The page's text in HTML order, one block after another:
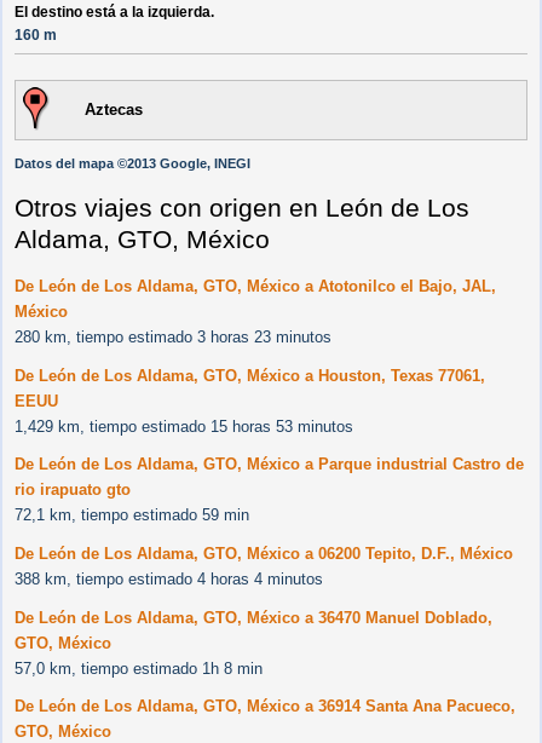
El destino está a la izquierda.
160 m
Aztecas
Datos del mapa ©2013 Google, INEGI
Otros viajes con origen en León de Los
Aldama, GTO, México
De León de Los Aldama, GTO, México a Atotonilco el Bajo, JAL,
México
280 km, tiempo estimado 3 horas 23 minutos
De León de Los Aldama, GTO, México a Houston, Texas 77061,
EEUU
1,429 km, tiempo estimado 15 horas 53 minutos
De León de Los Aldama, GTO, México a Parque industrial Castro de
rio irapuato gto
72,1 km, tiempo estimado 59 min
De León de Los Aldama, GTO, México a 06200 Tepito, D.F., México
388 km, tiempo estimado 4 horas 4 minutos
De León de Los Aldama, GTO, México a 36470 Manuel Doblado,
GTO, México
57,0 km, tiempo estimado 1h 8 min
De León de Los Aldama, GTO, México a 36914 Santa Ana Pacueco,
GTO, México